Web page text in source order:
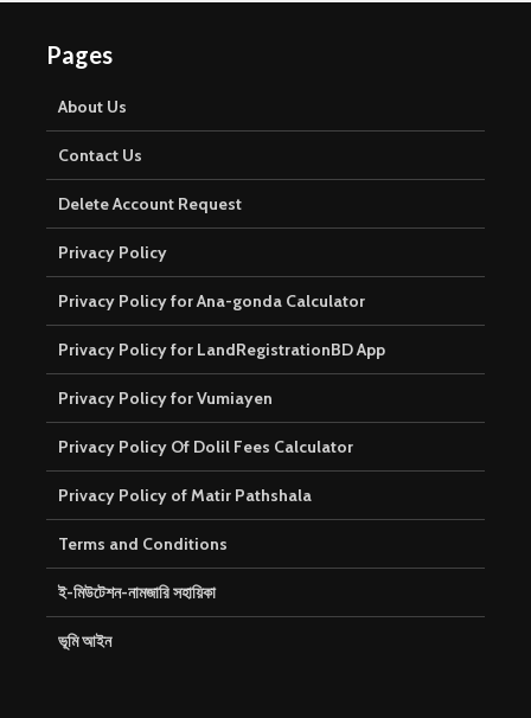
Pages
About Us
Contact Us
Delete Account Request
Privacy Policy
Privacy Policy for Ana-gonda Calculator
Privacy Policy for LandRegistrationBD App
Privacy Policy for Vumiayen
Privacy Policy Of Dolil Fees Calculator
Privacy Policy of Matir Pathshala
Terms and Conditions
ই-মিউটেশন-নামজারি সহায়িকা
ভূমি আইন